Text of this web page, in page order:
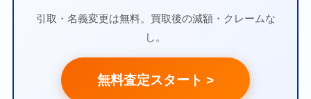
引取・名義変更は無料。買取後の減額・クレームな
し。
無料査定スタート >